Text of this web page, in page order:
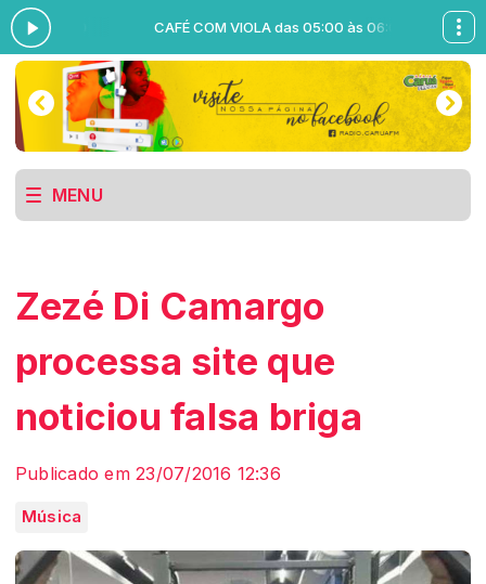
06:00 CAFÉ COM VIOLA das 05:00 às 06:00
MENU
Zezé Di Camargo
processa site que
noticiou falsa briga
Publicado em 23/07/2016 12:36
Música